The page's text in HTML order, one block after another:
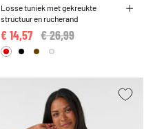
Losse tuniek met gekreukte
structuur en rucherand
Price reduced from
€ 26,99
€ 14,57